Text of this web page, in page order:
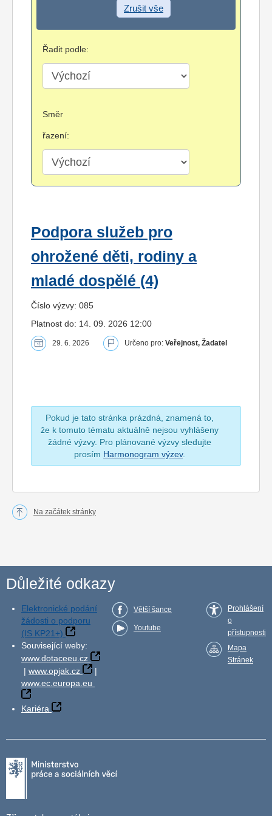
Zrušit vše
Řadit podle:
Směr
řazení:
Podpora služeb pro
ohrožené děti, rodiny a
mladé dospělé (4)
Číslo výzvy: 085
Platnost do: 14. 09. 2026 12:00
29. 6. 2026 Určeno pro: Veřejnost, Žadatel
Pokud je tato stránka prázdná, znamená to,
že k tomuto tématu aktuálně nejsou vyhlášeny
žádné výzvy. Pro plánované výzvy sledujte
prosím Harmonogram výzev.
Na začátek stránky
Důležité odkazy
Elektronické podání
žádosti o podporu
(IS KP21+)
Související weby:
www.dotaceeu.cz
| www.opjak.cz
|
www.ec.europa.eu
Kariéra
Větší šance
Youtube
Prohlášení
o
přístupnosti
Mapa
Stránek